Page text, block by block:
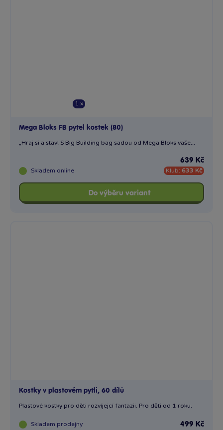
1 x
Mega Bloks FB pytel kostek (80)
„Hraj si a stav! S Big Building bag sadou od Mega Bloks vaše...
Skladem online
639 Kč
Klub: 633 Kč
Do výběru variant
Kostky v plastovém pytli, 60 dílů
Plastové kostky pro děti rozvíjejcí fantazii. Pro děti od 1 roku.
Skladem prodejny 499 Kč